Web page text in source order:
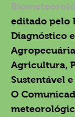
editado pelo
Diagnóstico
Agricultura,
Sustentável
O